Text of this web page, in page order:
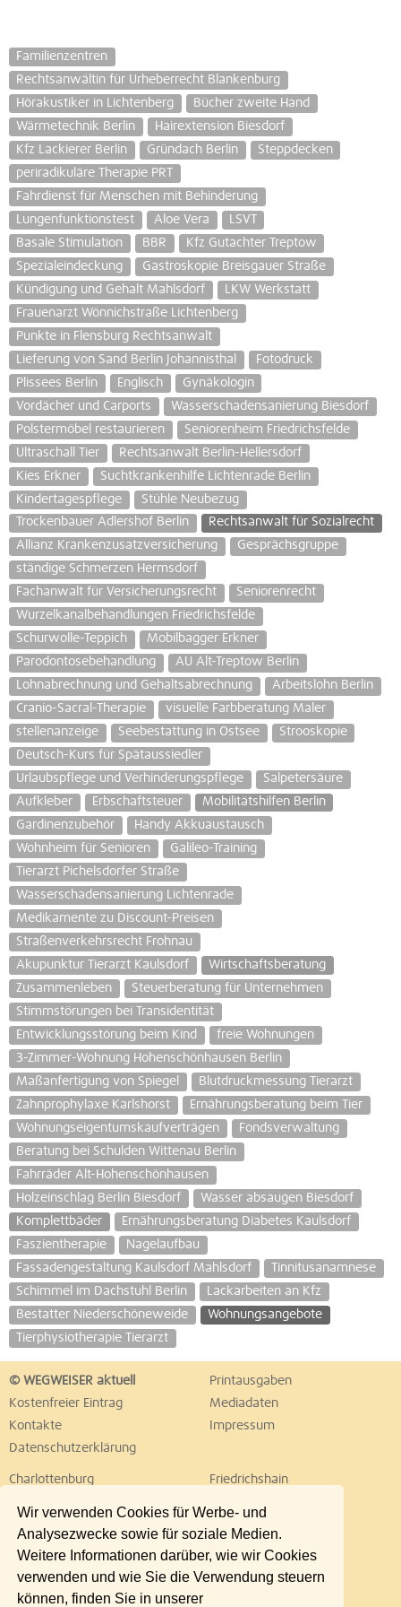
Wir verwenden Cookies für Werbe- und
Analysezwecke sowie für soziale Medien.
Weitere Informationen darüber, wie wir Cookies
verwenden und wie Sie die Verwendung steuern
können, finden Sie in unserer
Familienzentren
Rechtsanwältin für Urheberrecht Blankenburg
Hörakustiker in Lichtenberg
Bücher zweite Hand
Wärmetechnik Berlin
Hairextension Biesdorf
Kfz Lackierer Berlin
Gründach Berlin
Steppdecken
periradikuläre Therapie PRT
Fahrdienst für Menschen mit Behinderung
Lungenfunktionstest
Aloe Vera
LSVT
Basale Stimulation
BBR
Kfz Gutachter Treptow
Spezialeindeckung
Gastroskopie Breisgauer Straße
Kündigung und Gehalt Mahlsdorf
LKW Werkstatt
Frauenarzt Wönnichstraße Lichtenberg
Punkte in Flensburg Rechtsanwalt
Lieferung von Sand Berlin Johannisthal
Fotodruck
Plissees Berlin
Englisch
Gynäkologin
Vordächer und Carports
Wasserschadensanierung Biesdorf
Polstermöbel restaurieren
Seniorenheim Friedrichsfelde
Ultraschall Tier
Rechtsanwalt Berlin-Hellersdorf
Kies Erkner
Suchtkrankenhilfe Lichtenrade Berlin
Kindertagespflege
Stühle Neubezug
Trockenbauer Adlershof Berlin
Rechtsanwalt für Sozialrecht
Allianz Krankenzusatzversicherung
Gesprächsgruppe
ständige Schmerzen Hermsdorf
Fachanwalt für Versicherungsrecht
Seniorenrecht
Wurzelkanalbehandlungen Friedrichsfelde
Schurwolle-Teppich
Mobilbagger Erkner
Parodontosebehandlung
AU Alt-Treptow Berlin
Lohnabrechnung und Gehaltsabrechnung
Arbeitslohn Berlin
Cranio-Sacral-Therapie
visuelle Farbberatung Maler
stellenanzeige
Seebestattung in Ostsee
Strooskopie
Deutsch-Kurs für Spätaussiedler
Urlaubspflege und Verhinderungspflege
Salpetersäure
Aufkleber
Erbschaftsteuer
Mobilitätshilfen Berlin
Gardinenzubehör
Handy Akkuaustausch
Wohnheim für Senioren
Galileo-Training
Tierarzt Pichelsdorfer Straße
Wasserschadensanierung Lichtenrade
Medikamente zu Discount-Preisen
Straßenverkehrsrecht Frohnau
Akupunktur Tierarzt Kaulsdorf
Wirtschaftsberatung
Zusammenleben
Steuerberatung für Unternehmen
Stimmstörungen bei Transidentität
Entwicklungsstörung beim Kind
freie Wohnungen
3-Zimmer-Wohnung Hohenschönhausen Berlin
Maßanfertigung von Spiegel
Blutdruckmessung Tierarzt
Zahnprophylaxe Karlshorst
Ernährungsberatung beim Tier
Wohnungseigentumskaufverträgen
Fondsverwaltung
Beratung bei Schulden Wittenau Berlin
Fahrräder Alt-Hohenschönhausen
Holzeinschlag Berlin Biesdorf
Wasser absaugen Biesdorf
Komplettbäder
Ernährungsberatung Diabetes Kaulsdorf
Faszientherapie
Nagelaufbau
Fassadengestaltung Kaulsdorf Mahlsdorf
Tinnitusanamnese
Schimmel im Dachstuhl Berlin
Lackarbeiten an Kfz
Bestatter Niederschöneweide
Wohnungsangebote
Tierphysiotherapie Tierarzt
© WEGWEISER aktuell
Printausgaben
Kostenfreier Eintrag
Mediadaten
Kontakte
Impressum
Datenschutzerklärung
Charlottenburg
Friedrichshain
Lichtenberg
Marzahn
Neukölln
Pankow